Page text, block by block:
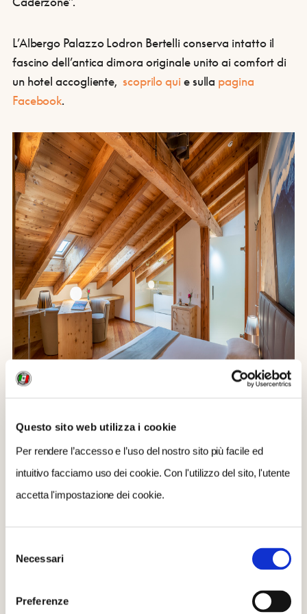
Questo sito web utilizza i cookie
Per rendere l’accesso e l’uso del nostro sito più facile ed
intuitivo facciamo uso dei cookie. Con l'utilizzo del sito, l'utente
accetta l'impostazione dei cookie.
delNecessari
Preferenze
L’Albergo Palazzo Lodron Bertelli conserva intatto il
fascino dell’antica dimora originale unito ai comfort di
un hotel accogliente, scoprilo qui e sulla pagina
Facebook.
PUÒ INTERESSARTI ANCHE:
Italiano
Palazzo Lodron Bertelli e il Museo della Malga a